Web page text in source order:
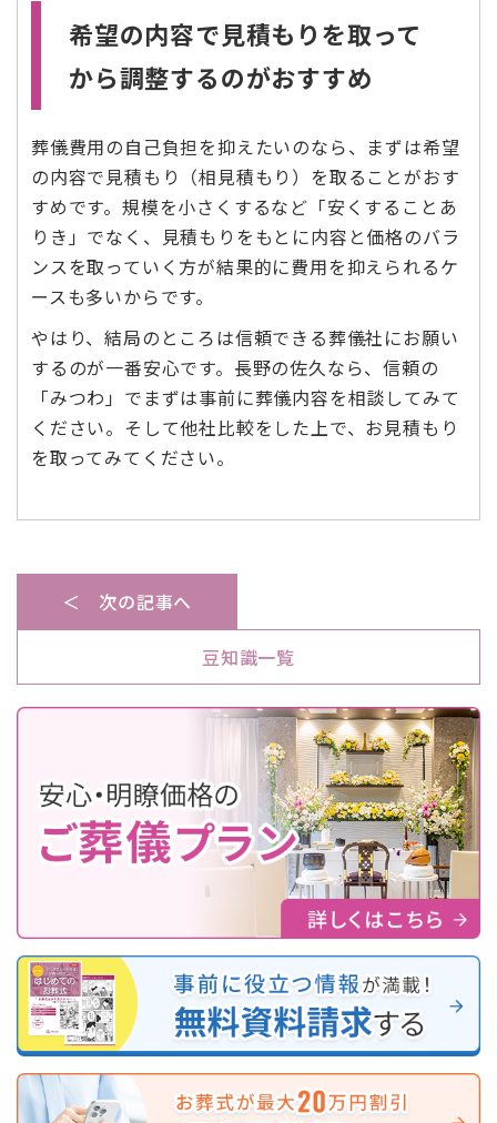
希望の内容で見積もりを取って
から調整するのがおすすめ
葬儀費用の自己負担を抑えたいのなら、まずは希望
の内容で見積もり（相見積もり）を取ることがおす
すめです。規模を小さくするなど「安くすることあ
りき」でなく、見積もりをもとに内容と価格のバラ
ンスを取っていく方が結果的に費用を抑えられるケ
ースも多いからです。
やはり、結局のところは信頼できる葬儀社にお願い
するのが一番安心です。長野の佐久なら、信頼の
「みつわ」でまずは事前に葬儀内容を相談してみて
ください。そして他社比較をした上で、お見積もり
を取ってみてください。
＜ 次の記事へ
豆知識一覧